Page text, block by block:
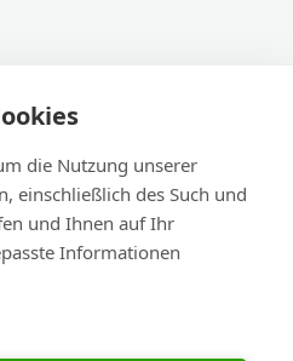
die Nutzung unserer
einschließlich des Such und
und Ihnen auf Ihr
Informationen